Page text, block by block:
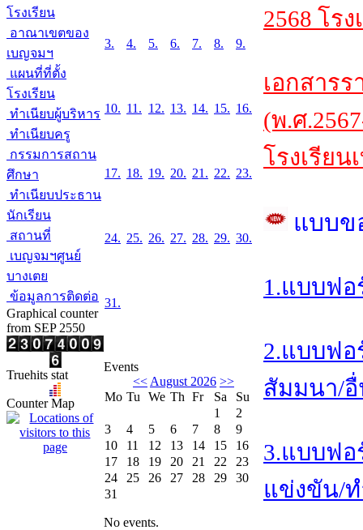
โรงเรียน
อาณาเขตของ
เบญจมฯ
แผนที่ที่ตั้ง
โรงเรียน
ทำเนียบผู้บริหาร
ทำเนียบครู
กรรมการสถาน
ศึกษา
ทำเนียบประธาน
นักเรียน
สถานที่
เบญจมฯศูนย์
บางเตย
ข้อมูลการติดต่อ
Graphical counter
from SEP 2550
Truehits stat
Counter Map
3. 4. 5. 6. 7. 8. 9.
10. 11. 12. 13. 14. 15. 16.
17. 18. 19. 20. 21. 22. 23.
24. 25. 26. 27. 28. 29. 30.
31.
Events
<< August 2026 >>
Mo Tu We Th Fr Sa
Su
1
2
3
4 5 6 7 8
9
10
11 12 13 14 15
16
17
18 19 20 21 22
23
24
25 26 27 28 29
30
31
No events.
2568 โร
เอกสาร
(พ.ศ
โรงเรีย
แบบข
1.แบบฟ
2.แบบฟ
สัมมนา/
3.แบบฟอ
แข่งขัน/